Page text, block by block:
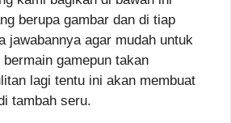
berupa gambar dan di tiap
jawabannya agar mudah untuk
gamepun takan
lagi tentu ini akan membuat
tambah seru.